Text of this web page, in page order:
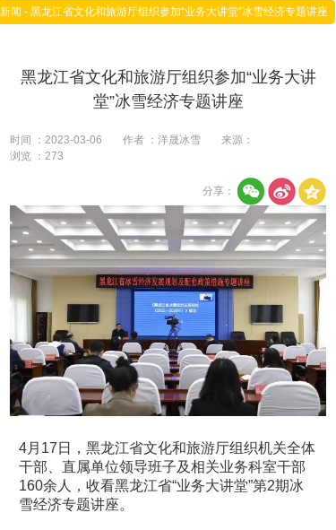
新闻 - 黑龙江省文化和旅游厅组织参加“业务大讲堂”冰雪经济专题讲座
黑龙江省文化和旅游厅组织参加“业务大讲
堂”冰雪经济专题讲座
时间 ：2023-03-06 作者 ：洋晟冰雪
来源：
浏览 ：273
分享：
4月17日，黑龙江省文化和旅游厅组织机关全体
干部、直属单位领导班子及相关业务科室干部
160余人，收看黑龙江省“业务大讲堂”第2期冰
雪经济专题讲座。